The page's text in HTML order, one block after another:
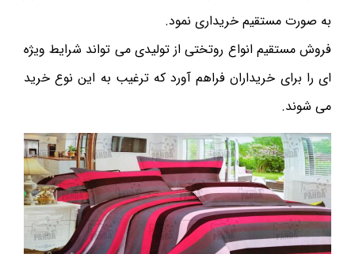
به صورت مستقیم خریداری نمود.
فروش مستقیم انواع روتختی از تولیدی می تواند شرایط ویژه
ای را برای خریداران فراهم آورد که ترغیب به این نوع خرید
می شوند.